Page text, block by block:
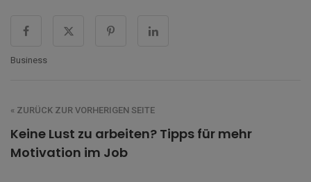
Business
« ZURÜCK ZUR VORHERIGEN SEITE
Keine Lust zu arbeiten? Tipps für mehr
Motivation im Job